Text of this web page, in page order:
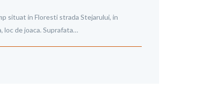
situat in Floresti strada Stejarului, in
loc de joaca. Suprafata…